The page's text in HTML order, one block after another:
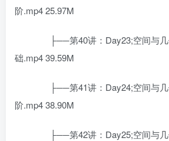
阶.mp4 25.97M
├──第40讲：Day23;空间与几
础.mp4 39.59M
├──第41讲：Day24;空间与几
阶.mp4 38.90M
├──第42讲：Day25;空间与几